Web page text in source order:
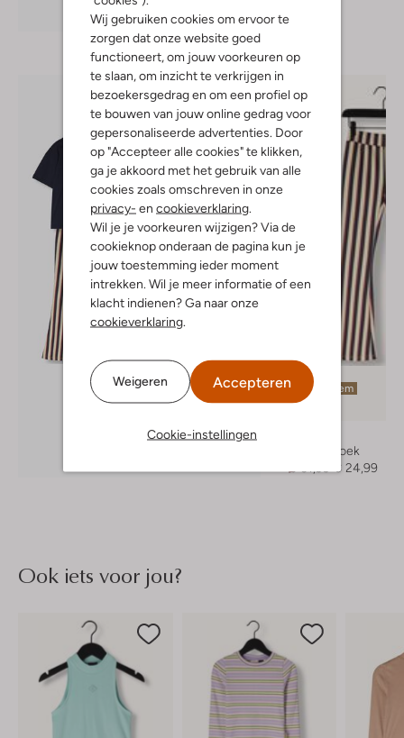
Wij gebruiken cookies om ervoor te
zorgen dat onze website goed
functioneert, om jouw voorkeuren op
te slaan, om inzicht te verkrijgen in
bezoekersgedrag en om een profiel op
te bouwen van jouw online gedrag voor
gepersonaliseerde advertenties. Door
op "Accepteer alle cookies" te klikken,
ga je akkoord met het gebruik van alle
cookies zoals omschreven in onze
privacy- en cookieverklaring
Wil je je voorkeuren wijzigen? Via de
cookieknop onderaan de pagina kun je
jouw toestemming ieder moment
intrekken. Wil je meer informatie of een
klacht indienen? Ga naar onze
cookieverklaring
Weigeren Accepteren
Cookie-instellingen
Ontdek de look
Laatste item
-60%
Flared broek
€ 24,99
Ook iets voor jou?